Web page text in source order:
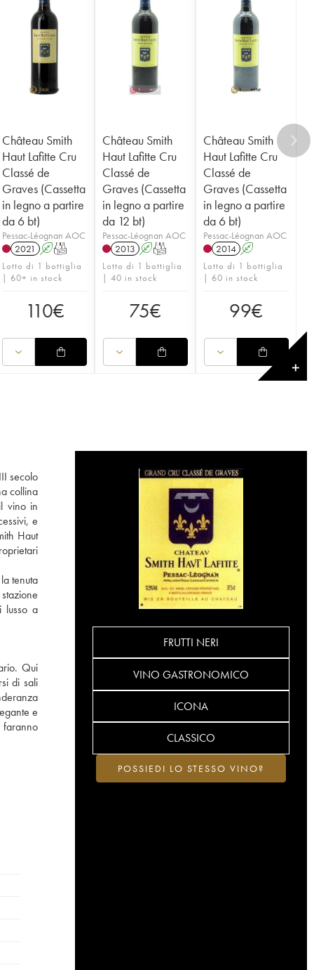
Château Smith
Haut Lafitte Cru
Classé de
Graves (Cassetta
in legno a partire
da 6 bt)
Pessac-Léognan AOC
2021 AT
Lotto di 1 bottiglia
| 60+ in stock
110€
Château Smith
Haut Lafitte Cru
Classé de
Graves (Cassetta
in legno a partire
da 12 bt)
Pessac-Léognan AOC
2013 AT
Lotto di 1 bottiglia
| 40 in stock
75€
Château Smith
Haut Lafitte Cru
Classé de
Graves (Cassetta
in legno a partire
da 6 bt)
Pessac-Léognan AOC
2014 A
Lotto di 1 bottiglia
| 60 in stock
99€
✕
secolo
collina
vino in
e
Haut
tenuta
lusso a
Qui
di sali
e
FRUTTI NERI
VINO GASTRONOMICO
ICONA
CLASSICO
POSSIEDI LO STESSO VINO?